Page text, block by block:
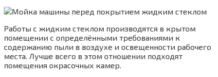
Работы с жидким стеклом производятся в крытом
помещении с определёнными требованиями к
содержанию пыли в воздухе и освещенности рабочего
места. Лучше всего в этом отношении подходят
помещения окрасочных камер.